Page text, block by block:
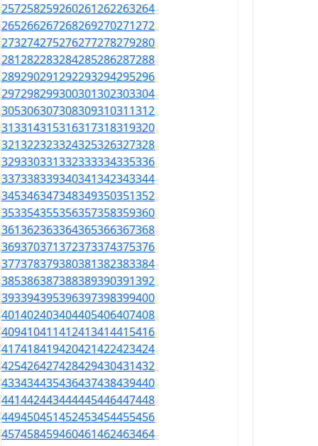
257258259260261262263264
265266267268269270271272
273274275276277278279280
281282283284285286287288
289290291292293294295296
297298299300301302303304
305306307308309310311312
313314315316317318319320
321322323324325326327328
329330331332333334335336
337338339340341342343344
345346347348349350351352
353354355356357358359360
361362363364365366367368
369370371372373374375376
377378379380381382383384
385386387388389390391392
393394395396397398399400
401402403404405406407408
409410411412413414415416
417418419420421422423424
425426427428429430431432
433434435436437438439440
441442443444445446447448
449450451452453454455456
457458459460461462463464